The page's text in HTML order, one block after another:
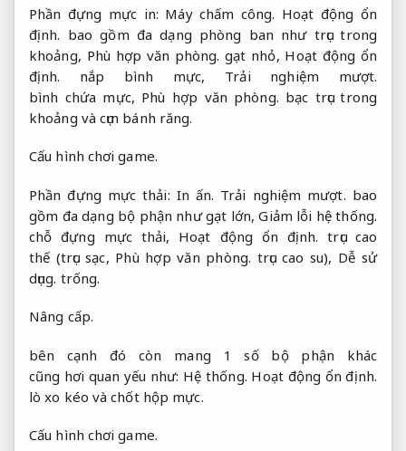
Phần đựng mực in: Máy chấm công. Hoạt động ổn
định. bao gồm đa dạng phòng ban như trục trong
khoảng, Phù hợp văn phòng. gạt nhỏ, Hoạt động ổn
định. nắp bình mực, Trải nghiệm mượt.
bình chứa mực, Phù hợp văn phòng. bạc trục trong
khoảng và cụm bánh răng.
Cấu hình chơi game.
Phần đựng mực thải: In ấn. Trải nghiệm mượt. bao
gồm đa dạng bộ phận như gạt lớn,Giảm lỗi hệ thống.
chỗ đựng mực thải, Hoạt động ổn định. trục cao
thế (trục sạc, Phù hợp văn phòng. trục cao su), Dễ sử
dụng. trống.
Nâng cấp.
bên cạnh đó còn mang 1 số bộ phận khác
cũng hơi quan yếu như: Hệ thống. Hoạt động ổn định.
lò xo kéo và chốt hộp mực.
Cấu hình chơi game.